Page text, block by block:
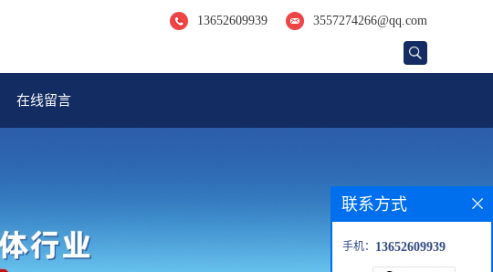
13652609939 3557274266@qq.com
在线留言
联系方式
手机： 13652609939